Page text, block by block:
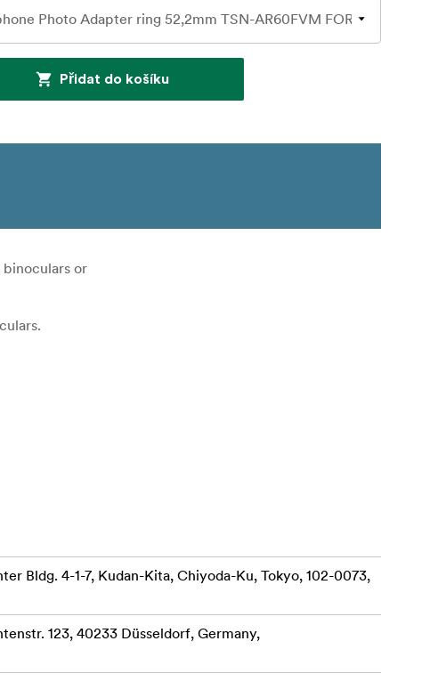
Přidat do košíku
or
Bldg. 4-1-7, Kudan-Kita, Chiyoda-Ku, Tokyo, 102-0073,
123, 40233 Düsseldorf, Germany,